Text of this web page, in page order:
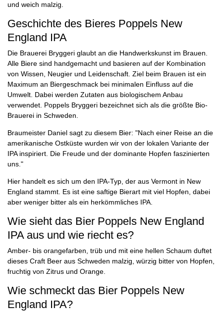
und weich malzig.
Geschichte des Bieres Poppels New
England IPA
Die Brauerei Bryggeri glaubt an die Handwerkskunst im Brauen.
Alle Biere sind handgemacht und basieren auf der Kombination
von Wissen, Neugier und Leidenschaft. Ziel beim Brauen ist ein
Maximum an Biergeschmack bei minimalen Einfluss auf die
Umwelt. Dabei werden Zutaten aus biologischem Anbau
verwendet. Poppels Bryggeri bezeichnet sich als die größte Bio-
Brauerei in Schweden.
Braumeister Daniel sagt zu diesem Bier: "Nach einer Reise an die
amerikanische Ostküste wurden wir von der lokalen Variante der
IPA inspiriert. Die Freude und der dominante Hopfen faszinierten
uns."
Hier handelt es sich um den IPA-Typ, der aus Vermont in New
England stammt. Es ist eine saftige Bierart mit viel Hopfen, dabei
aber weniger bitter als ein herkömmliches IPA.
Wie sieht das Bier Poppels New England
IPA aus und wie riecht es?
Amber- bis orangefarben, trüb und mit eine hellen Schaum duftet
dieses Craft Beer aus Schweden malzig, würzig bitter von Hopfen,
fruchtig von Zitrus und Orange.
Wie schmeckt das Bier Poppels New
England IPA?